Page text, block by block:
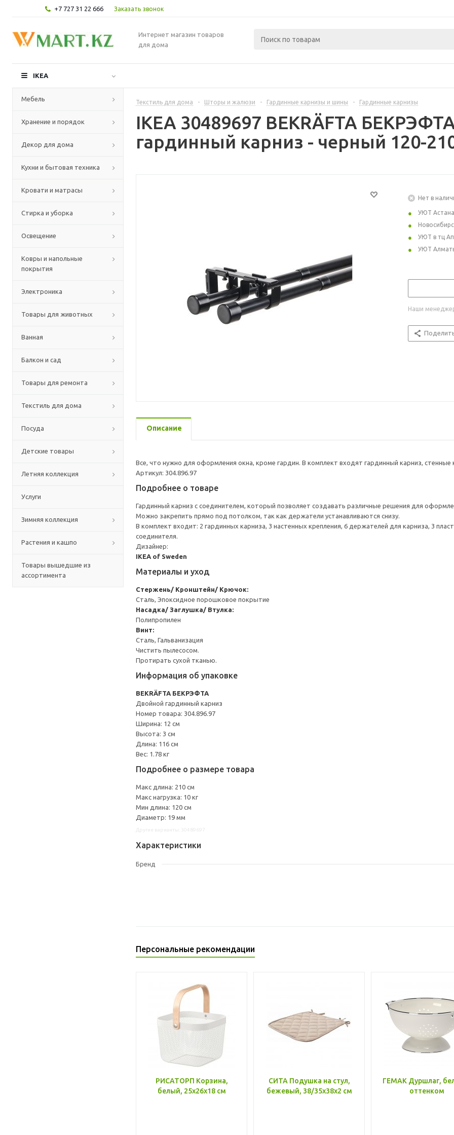
+7 727 31 22 666 Заказать звонок
Интернет магазин товаров
для дома
IKEA
Мебель
Хранение и порядок
Декор для дома
Кухни и бытовая техника
Кровати и матрасы
Стирка и уборка
Освещение
Ковры и напольные
покрытия
Электроника
Товары для животных
Ванная
Балкон и сад
Товары для ремонта
Текстиль для дома
Посуда
Детские товары
Летняя коллекция
Услуги
Зимняя коллекция
Растения и кашпо
Товары вышедшие из
ассортимента
Текстиль для дома - Шторы и жалюзи - Гардинные карнизы и шины - Гардинные карнизы
IKEA 30489697 BEKRÄFTA
гардинный карниз - черный 120-
Нет в
УЮТ Астана
УЮТ в тц
УЮТ
Наши
Описание
Все, что нужно для оформления окна, кроме гардин. В комплект входят гардинный карниз,
Артикул: 304.896.97
Подробнее о товаре
Гардинный карниз с соединителем, который позволяет создавать различные решения для
Можно закрепить прямо под потолком, так как держатели устанавливаются снизу.
В комплект входит: 2 гардинных карниза, 3 настенных крепления, 6 держателей для карниза, 3
соединителя.
Дизайнер:
IKEA of Sweden
Материалы и уход
Стержень/ Кронштейн/ Крючок:
Сталь, Эпоксидное порошковое покрытие
Насадка/ Заглушка/ Втулка:
Полипропилен
Винт:
Сталь, Гальванизация
Чистить пылесосом.
Протирать сухой тканью.
Информация об упаковке
BEKRÄFTA БЕКРЭФТА
Двойной гардинный карниз
Номер товара: 304.896.97
Ширина: 12 см
Высота: 3 см
Длина: 116 см
Вес: 1.78 кг
Подробнее о размере товара
Макс длина: 210 см
Макс нагрузка: 10 кг
Мин длина: 120 см
Диаметр: 19 мм
Характеристики
Бренд
Персональные рекомендации
РИСАТОРП Корзина,
белый, 25x26x18 см
СИТА Подушка на стул,
бежевый, 38/35x38x2 см
ГЕМАК Дуршлаг,
оттенком